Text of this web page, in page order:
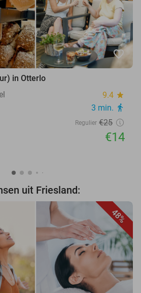
favorite_border
in Otterlo
9.4 star
3 min. directions_walk
Regulier €25
€14
uit Friesland:
48%